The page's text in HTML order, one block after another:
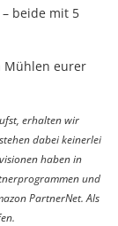
– beide mit 5
Mühlen eurer
erhalten wir
dabei keinerlei
haben in
und
PartnerNet. Als